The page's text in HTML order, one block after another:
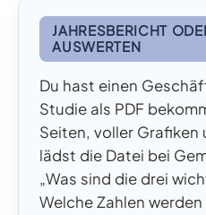
JAHRESBERICHT
AUSWERTEN
Du hast einen
Studie als PDF
Seiten, voller Grafiken
lädst die Datei bei
„Was sind die drei
Welche Zahlen